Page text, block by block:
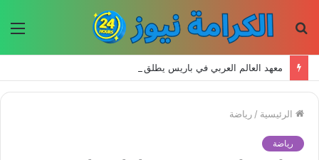
الرئيسية / رياضة
رياضة